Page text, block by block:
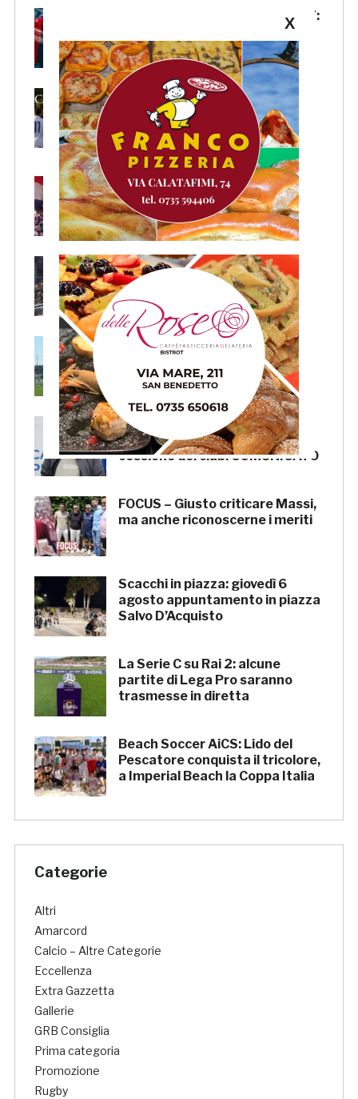
Samb, la maglia Home 2026/27:
«Il sale sulla pelle, l’ardore negli
occhi»
Primavera 4, il calendario della
Samb: Folgore Caratese
all’esordio, prima trasferta a
Forlì
Samb, su il sipario: stasera la
presentazione della squadra in
piazza Giorgini
Pescara-Samb, l’Osservatorio
rimanda la decisione al CASMS:
possibile divieto
Samb, ripresi gli allenamenti:
doppia seduta al Ciarrocchi. A
parte Tunjov
La Samb smentisce notizie e
ricostruzioni riguardanti la
cessione del club. COMUNICATO
FOCUS – Giusto criticare Massi,
ma anche riconoscerne i meriti
Scacchi in piazza: giovedì 6
agosto appuntamento in piazza
Salvo D’Acquisto
La Serie C su Rai 2: alcune
partite di Lega Pro saranno
trasmesse in diretta
Beach Soccer AiCS: Lido del
Pescatore conquista il tricolore,
a Imperial Beach la Coppa Italia
Categorie
Altri
Amarcord
Calcio – Altre Categorie
Eccellenza
Extra Gazzetta
Gallerie
GRB Consiglia
Prima categoria
Promozione
Rugby
X